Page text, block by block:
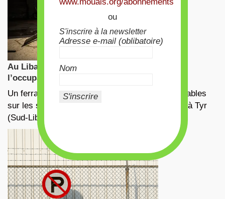
Au Liban, la convergence des luttes face à
l’occupation israélienne
Un ferrailleur, qui récupère les matériaux recyclables
sur les sites de frappes aériennes israéliennes, à Tyr
(Sud-Liban), le 13 mars …
ou
S'inscrire à la newsletter
Adresse e-mail (oblibatoire)
Nom